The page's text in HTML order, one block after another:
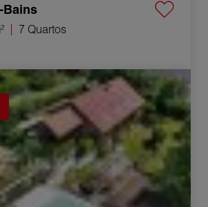
Bains
7 Quartos
les-Bains 10 Quartos 310 m²